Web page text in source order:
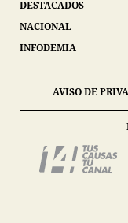
DESTACADOS
NACIONAL
INFODEMIA
AVISO DE